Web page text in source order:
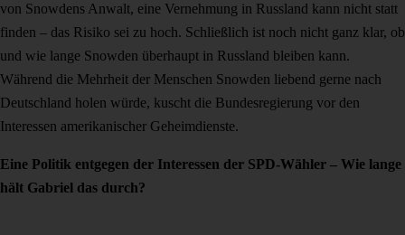
von Snowdens Anwalt, eine Vernehmung in Russland kann nicht statt
finden – das Risiko sei zu hoch. Schließlich ist noch nicht ganz klar, ob
und wie lange Snowden überhaupt in Russland bleiben kann.
Während die Mehrheit der Menschen Snowden liebend gerne nach
Deutschland holen würde, kuscht die Bundesregierung vor den
Interessen amerikanischer Geheimdienste.
Eine Politik entgegen der Interessen der SPD-Wähler – Wie lange
hält Gabriel das durch?